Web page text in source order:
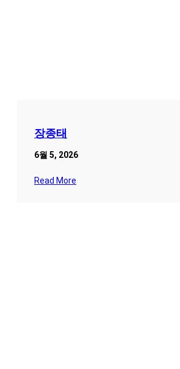
장종태
6월 5, 2026
Read More